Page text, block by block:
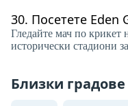
30. Посетете Eden
Гледайте мач по крикет
исторически стадиони
Близки градове